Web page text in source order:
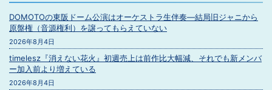
DOMOTOの東阪ドーム公演はオーケストラ生伴奏―結局旧ジャニから
原盤権（音源権利）を譲ってもらえていない
2026年8月4日
timelesz『消えない花火』初週売上は前作比大幅減、それでも新メンバ
ー加入前より増えている
2026年8月4日